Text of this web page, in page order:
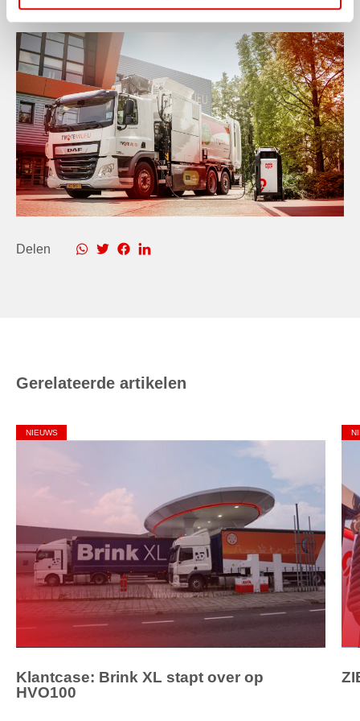
aan de laadpaal te staan.”
Delen
Gerelateerde artikelen
NIEUWS
Klantcase: Brink XL stapt over op
HVO100